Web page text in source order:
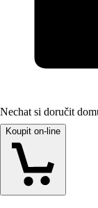
Nechat si doručit
Koupit on-line